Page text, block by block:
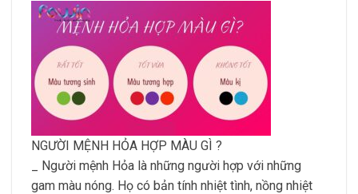
NGƯỜI MỆNH HỎA HỢP MÀU GÌ ?
_ Người mệnh Hỏa là những người hợp với những
gam màu nóng. Họ có bản tính nhiệt tình, nồng nhiệt